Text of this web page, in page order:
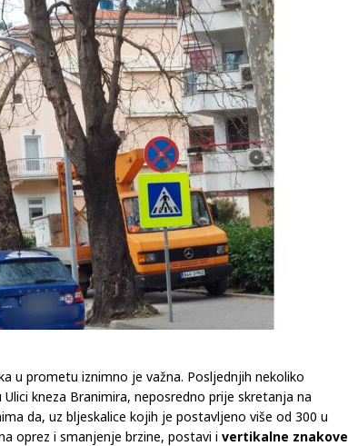
u polju kod granice!
CRNA KRONIKA
vala. Svježije u petak. Negdje stižu i pljuskovi.
u prometu iznimno je važna. Posljednjih nekoliko
kneza Branimira, neposredno prije skretanja na
da, uz bljeskalice kojih je postavljeno više od 300 u
oprez i smanjenje brzine, postavi i vertikalne znakove